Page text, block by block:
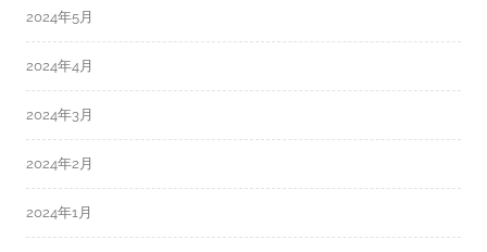
2024年5月
2024年4月
2024年3月
2024年2月
2024年1月